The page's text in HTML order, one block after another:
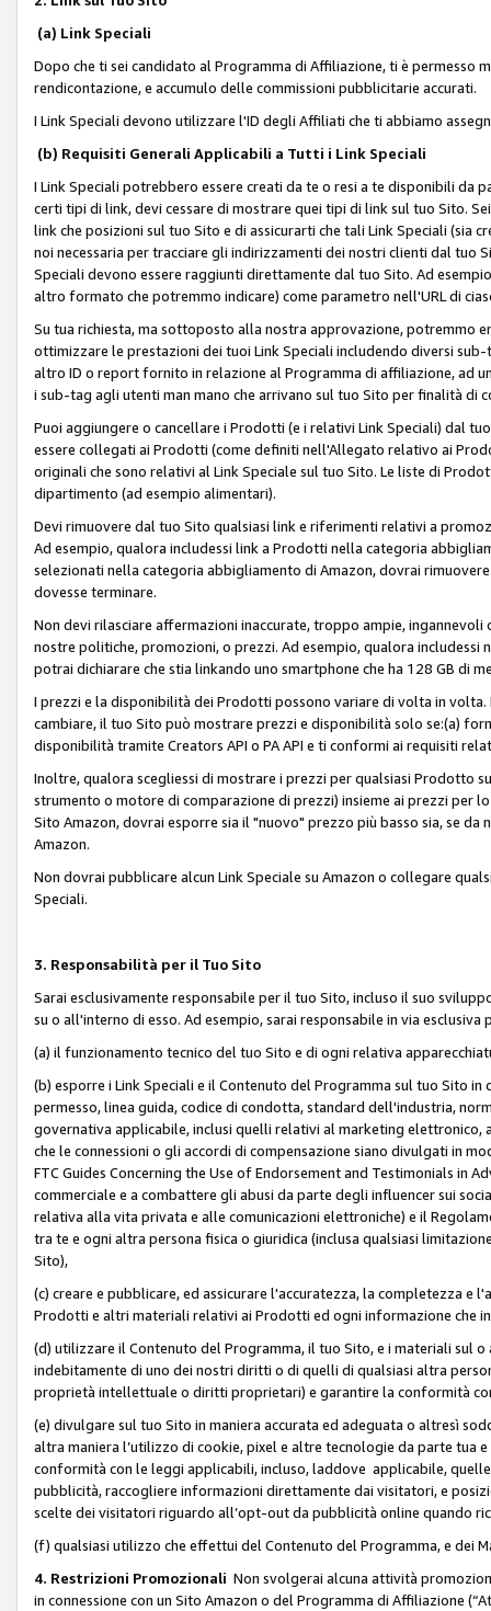
(a) Link Speciali
Dopo che ti sei candidato al Programma di Affiliazione, ti è permesso
rendicontazione, e accumulo delle commissioni pubblicitarie accurati.
I Link Speciali devono utilizzare l'ID degli Affiliati che ti abbiamo
(b) Requisiti Generali Applicabili a Tutti i Link Speciali
I Link Speciali potrebbero essere creati da te o resi a te disponibili
certi tipi di link, devi cessare di mostrare quei tipi di link sul tuo Sito.
link che posizioni sul tuo Sito e di assicurarti che tali Link Speciali
noi necessaria per tracciare gli indirizzamenti dei nostri clienti dal tuo
Speciali devono essere raggiunti direttamente dal tuo Sito. Ad
altro formato che potremmo indicare) come parametro nell'URL di
Su tua richiesta, ma sottoposto alla nostra approvazione,
ottimizzare le prestazioni dei tuoi Link Speciali includendo diversi sub-
altro ID o report fornito in relazione al Programma di affiliazione, ad
i sub-tag agli utenti man mano che arrivano sul tuo Sito per finalità
Puoi aggiungere o cancellare i Prodotti (e i relativi Link Speciali) dal
essere collegati ai Prodotti (come definiti nell'Allegato relativo ai
originali che sono relativi al Link Speciale sul tuo Sito. Le liste di
dipartimento (ad esempio alimentari).
Devi rimuovere dal tuo Sito qualsiasi link e riferimenti relativi a
Ad esempio, qualora includessi link a Prodotti nella categoria
selezionati nella categoria abbigliamento di Amazon, dovrai
dovesse terminare.
Non devi rilasciare affermazioni inaccurate, troppo ampie,
nostre politiche, promozioni, o prezzi. Ad esempio, qualora includessi
potrai dichiarare che stia linkando uno smartphone che ha 128 GB di
I prezzi e la disponibilità dei Prodotti possono variare di volta in
cambiare, il tuo Sito può mostrare prezzi e disponibilità solo se:(a)
disponibilità tramite Creators API o PA API e ti conformi ai requisiti
Inoltre, qualora scegliessi di mostrare i prezzi per qualsiasi Prodotto
strumento o motore di comparazione di prezzi) insieme ai prezzi
Sito Amazon, dovrai esporre sia il "nuovo" prezzo più basso sia, se
Amazon.
Non dovrai pubblicare alcun Link Speciale su Amazon o collegare
Speciali.
3. Responsabilità per il Tuo Sito
Sarai esclusivamente responsabile per il tuo Sito, incluso il suo
su o all'interno di esso. Ad esempio, sarai responsabile in via esclusiva
(a) il funzionamento tecnico del tuo Sito e di ogni relativa
(b) esporre i Link Speciali e il Contenuto del Programma sul tuo Sito in
permesso, linea guida, codice di condotta, standard dell'industria,
governativa applicabile, inclusi quelli relativi al marketing
che le connessioni o gli accordi di compensazione siano divulgati in
FTC Guides Concerning the Use of Endorsement and Testimonials in
commerciale e a combattere gli abusi da parte degli influencer sui
relativa alla vita privata e alle comunicazioni elettroniche) e il
tra te e ogni altra persona fisica o giuridica (inclusa qualsiasi
Sito),
(c) creare e pubblicare, ed assicurare l'accuratezza, la completezza
Prodotti e altri materiali relativi ai Prodotti ed ogni informazione che
(d) utilizzare il Contenuto del Programma, il tuo Sito, e i materiali sul
indebitamente di uno dei nostri diritti o di quelli di qualsiasi altra
proprietà intellettuale o diritti proprietari) e garantire la conformità
(e) divulgare sul tuo Sito in maniera accurata ed adeguata o altresì
altra maniera l’utilizzo di cookie, pixel e altre tecnologie da parte tua
conformità con le leggi applicabili, incluso, laddove applicabile,
pubblicità, raccogliere informazioni direttamente dai visitatori, e
scelte dei visitatori riguardo all’opt-out da pubblicità online quando
(f) qualsiasi utilizzo che effettui del Contenuto del Programma, e dei
4. Restrizioni Promozionali Non svolgerai alcuna attività
in connessione con un Sito Amazon o del Programma di Affiliazione